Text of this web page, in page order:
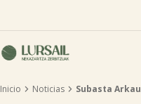
Quiénes somos
Inicio  Noticias  Subasta